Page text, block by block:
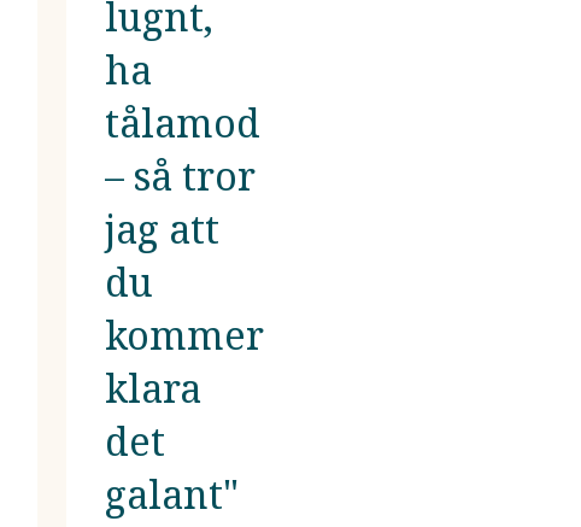
lugnt,
ha
tålamod
– så tror
jag att
du
kommer
klara
det
galant"